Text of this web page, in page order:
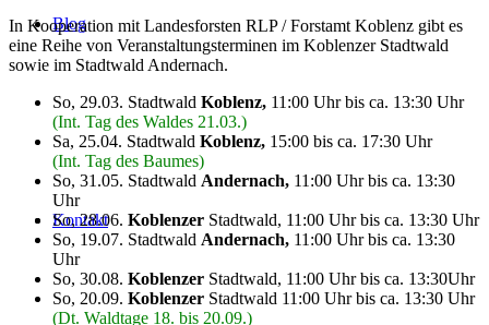
Blog
Kontakt
In Kooperation mit Landesforsten RLP / Forstamt Koblenz gibt es
eine Reihe von Veranstaltungsterminen im Koblenzer Stadtwald
sowie im Stadtwald Andernach.
So, 29.03. Stadtwald Koblenz, 11:00 Uhr bis ca. 13:30 Uhr
(Int. Tag des Waldes 21.03.)
Sa, 25.04. Stadtwald Koblenz, 15:00 bis ca. 17:30 Uhr
(Int. Tag des Baumes)
So, 31.05. Stadtwald Andernach, 11:00 Uhr bis ca. 13:30
Uhr
So, 28.06. Koblenzer Stadtwald, 11:00 Uhr bis ca. 13:30 Uhr
So, 19.07. Stadtwald Andernach, 11:00 Uhr bis ca. 13:30
Uhr
So, 30.08. Koblenzer Stadtwald, 11:00 Uhr bis ca. 13:30Uhr
So, 20.09. Koblenzer Stadtwald 11:00 Uhr bis ca. 13:30 Uhr
(Dt. Waldtage 18. bis 20.09.)